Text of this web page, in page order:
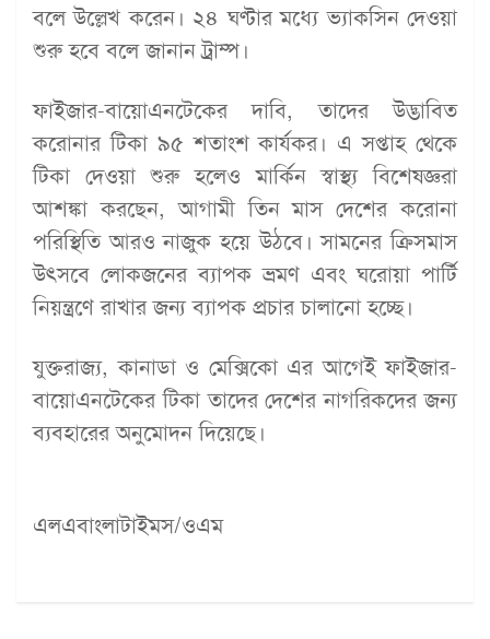
বলে উল্লেখ করেন। ২৪ ঘণ্টার মধ্যে ভ্যাকসিন দেওয়া
শুরু হবে বলে জানান ট্রাম্প।
ফাইজার-বায়োএনটেকের দাবি, তাদের উদ্ভাবিত
করোনার টিকা ৯৫ শতাংশ কার্যকর। এ সপ্তাহ থেকে
টিকা দেওয়া শুরু হলেও মার্কিন স্বাস্থ্য বিশেষজ্ঞরা
আশঙ্কা করছেন, আগামী তিন মাস দেশের করোনা
পরিস্থিতি আরও নাজুক হয়ে উঠবে। সামনের ক্রিসমাস
উৎসবে লোকজনের ব্যাপক ভ্রমণ এবং ঘরোয়া পার্টি
নিয়ন্ত্রণে রাখার জন্য ব্যাপক প্রচার চালানো হচ্ছে।
যুক্তরাজ্য, কানাডা ও মেক্সিকো এর আগেই ফাইজার-
বায়োএনটেকের টিকা তাদের দেশের নাগরিকদের জন্য
ব্যবহারের অনুমোদন দিয়েছে।
এলএবাংলাটাইমস/ওএম